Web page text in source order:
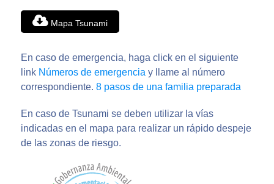
Mapa Tsunami
En caso de emergencia, haga click en el siguiente
link Números de emergencia y llame al número
correspondiente. 8 pasos de una familia preparada
En caso de Tsunami se deben utilizar la vías
indicadas en el mapa para realizar un rápido despeje
de las zonas de riesgo.